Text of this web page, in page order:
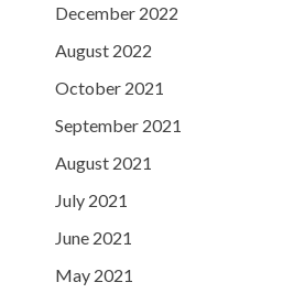
December 2022
August 2022
October 2021
September 2021
August 2021
July 2021
June 2021
May 2021